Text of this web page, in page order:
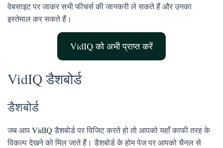
वेबसाइट पर जाकर सभी फीचर्स की जानकरी ले सकते हैं और उनका
इस्तेमाल कर सकते हैं।
VidIQ को अभी प्राप्त करें
VidIQ डैशबोर्ड
डैशबोर्ड
जब आपVidIQडैशबोर्ड पर विजिट करते हो तो आपको यहाँ काफी तरह के
विकल्प देखने को मिल जाते हैं। डैशबोर्ड के होम पेज पर आपको चैनल से